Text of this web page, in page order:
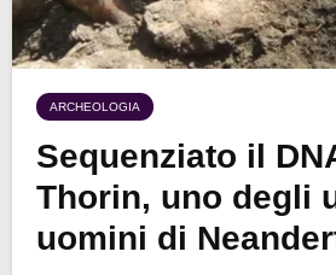
ARCHEOLOGIA
Sequenziato il
Thorin, uno degli
uomini di